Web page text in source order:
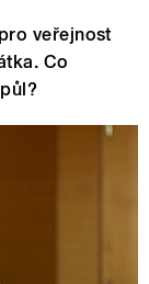
veřejnost
Co